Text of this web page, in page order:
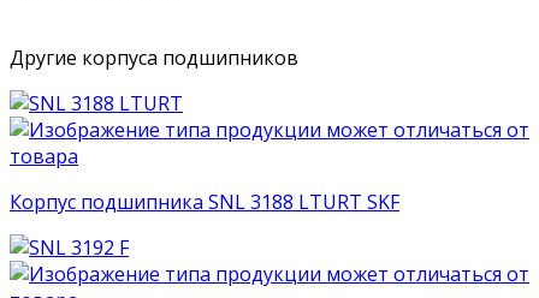
Другие корпуса подшипников
Корпус подшипника SNL 3188 LTURT SKF